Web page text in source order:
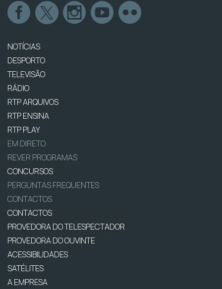
NOTÍCIAS
DESPORTO
TELEVISÃO
RÁDIO
RTP ARQUIVOS
RTP ENSINA
RTP PLAY
EM DIRETO
REVER PROGRAMAS
CONCURSOS
PERGUNTAS FREQUENTES
CONTACTOS
CONTACTOS
PROVEDORA DO TELESPECTADOR
PROVEDORA DO OUVINTE
ACESSIBILIDADES
SATÉLITES
A EMPRESA